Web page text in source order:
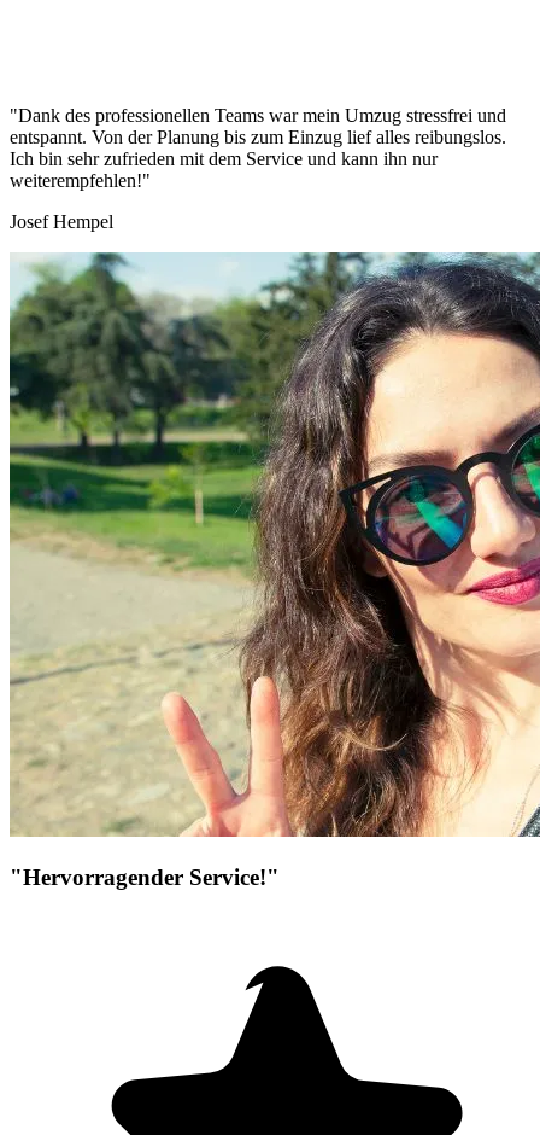
"Dank des professionellen Teams war mein Umzug stressfrei und
entspannt. Von der Planung bis zum Einzug lief alles reibungslos.
Ich bin sehr zufrieden mit dem Service und kann ihn nur
weiterempfehlen!"
Josef Hempel
"Hervorragender Service!"